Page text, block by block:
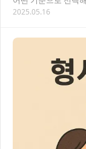
히 알고 계신가요?
2025.05.16